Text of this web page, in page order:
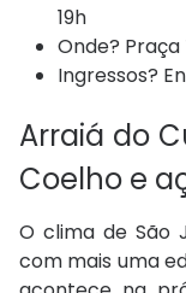
19h
Onde?
Ingressos?
Arraiá do
Coelho e
O clima de São
com mais uma